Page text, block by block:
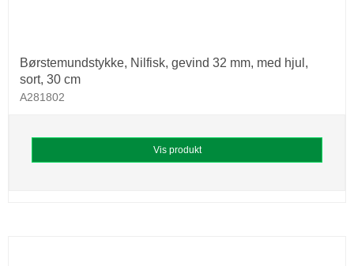
Børstemundstykke, Nilfisk, gevind 32 mm, med hjul,
sort, 30 cm
A281802
Vis produkt